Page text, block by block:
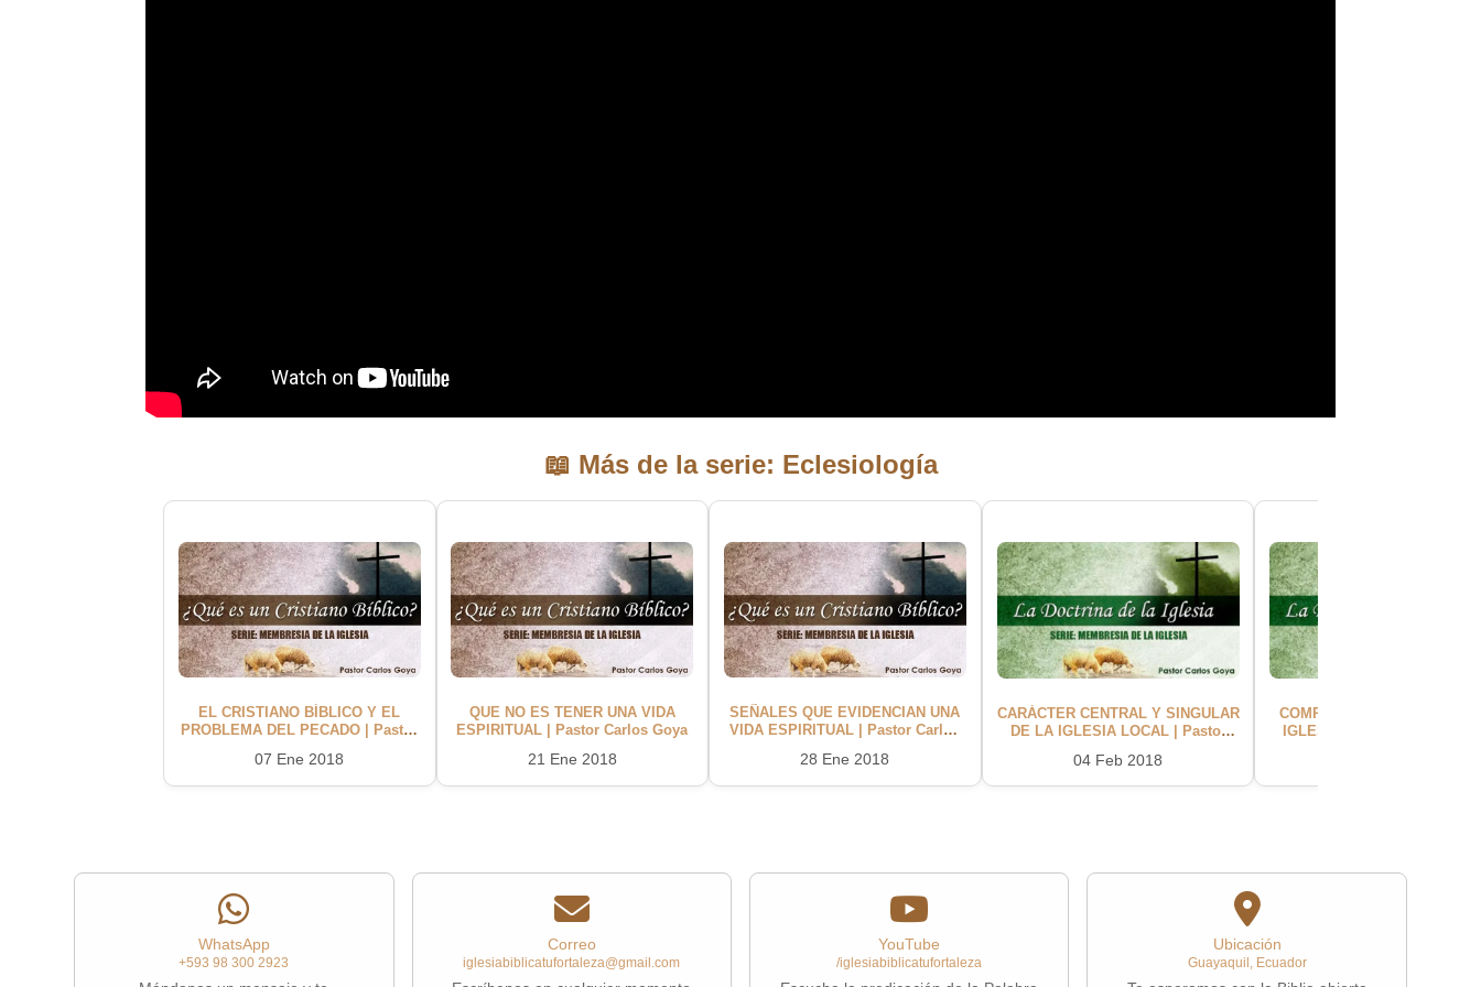
📖 Más de la serie: Eclesiología
EL CRISTIANO BÍBLICO Y EL
PROBLEMA DEL PECADO | Pastor
07 Ene 2018
QUE NO ES TENER UNA VIDA
ESPIRITUAL | Pastor Carlos Goya
21 Ene 2018
SEÑALES QUE EVIDENCIAN UNA
VIDA ESPIRITUAL | Pastor Carlos
28 Ene 2018
CARÁCTER CENTRAL Y SINGULAR
DE LA IGLESIA LOCAL | Pastor
04 Feb 2018
COMPOSICIÓN BÍBLICA DE
IGLESIA LOCAL | Pastor
WhatsApp
+593 98 300 2923
Correo
iglesiabiblicatufortaleza@gmail.com
YouTube
/iglesiabiblicatufortaleza
Ubicación
Guayaquil, Ecuador